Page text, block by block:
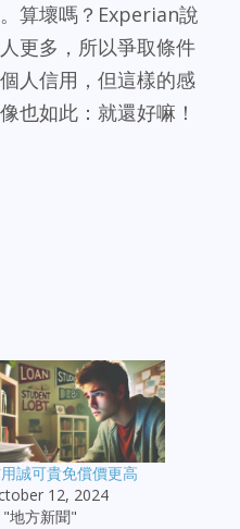
算壞嗎？Experian說
更多，所以爭取條件
人信用，但這樣的感
也如此：就還好嘛！
誠可貴免償價更高
12, 2024
"地方新聞"